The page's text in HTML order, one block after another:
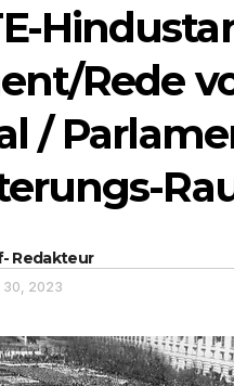
Rede
/
Redakteur
30, 2023